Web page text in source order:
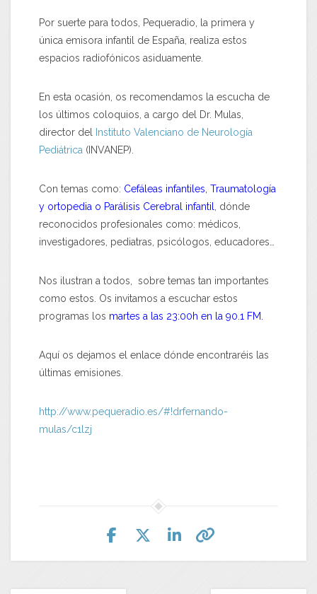
Por suerte para todos, Pequeradio, la primera y
única emisora infantil de España, realiza estos
espacios radiofónicos asiduamente.
En esta ocasión, os recomendamos la escucha de
los últimos coloquios, a cargo del Dr. Mulas,
director del Instituto Valenciano de Neurología
Pediátrica (INVANEP).
Con temas como: Cefáleas infantiles, Traumatología
y ortopedia o Parálisis Cerebral infantil, dónde
reconocidos profesionales como: médicos,
investigadores, pediatras, psicólogos, educadores…
Nos ilustran a todos, sobre temas tan importantes
como estos. Os invitamos a escuchar estos
programas los martes a las 23:00h en la 90.1 FM.
Aquí os dejamos el enlace dónde encontraréis las
últimas emisiones.
http://www.pequeradio.es/#!drfernando-
mulas/c1lzj